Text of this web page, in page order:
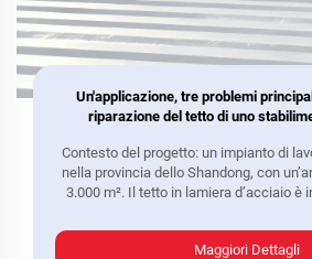
Un'applicazione, tre problemi
riparazione del tetto di uno
Contesto del progetto: un impianto di
nella provincia dello Shandong, con
3.000 m². Il tetto in lamiera d’acciaio è
capannone durante
Maggiori Dettagli